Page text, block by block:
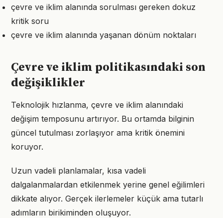
çevre ve iklim alanında sorulması gereken dokuz
kritik soru
çevre ve iklim alanında yaşanan dönüm noktaları
Çevre ve iklim politikasındaki son
değişiklikler
Teknolojik hızlanma, çevre ve iklim alanındaki
değişim temposunu artırıyor. Bu ortamda bilginin
güncel tutulması zorlaşıyor ama kritik önemini
koruyor.
Uzun vadeli planlamalar, kısa vadeli
dalgalanmalardan etkilenmek yerine genel eğilimleri
dikkate alıyor. Gerçek ilerlemeler küçük ama tutarlı
adımların birikiminden oluşuyor.